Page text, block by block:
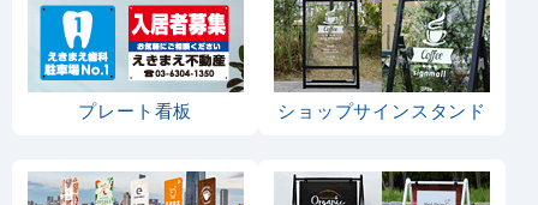
プレート看板 ショップサインスタンド